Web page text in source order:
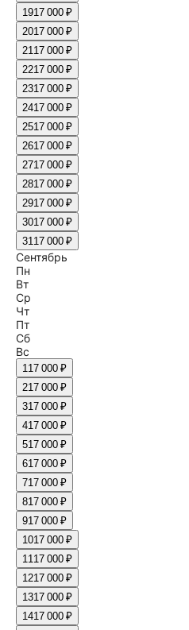
1917 000 ₽
2017 000 ₽
2117 000 ₽
2217 000 ₽
2317 000 ₽
2417 000 ₽
2517 000 ₽
2617 000 ₽
2717 000 ₽
2817 000 ₽
2917 000 ₽
3017 000 ₽
3117 000 ₽
Сентябрь
Пн
Вт
Ср
Чт
Пт
Сб
Вс
117 000 ₽
217 000 ₽
317 000 ₽
417 000 ₽
517 000 ₽
617 000 ₽
717 000 ₽
817 000 ₽
917 000 ₽
1017 000 ₽
1117 000 ₽
1217 000 ₽
1317 000 ₽
1417 000 ₽